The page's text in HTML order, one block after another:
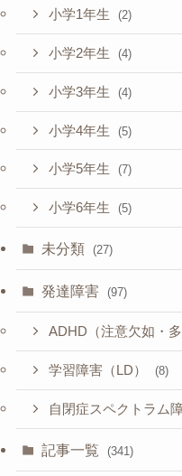
小学1年生 (2)
小学2年生 (4)
小学3年生 (4)
小学4年生 (5)
小学5年生 (7)
小学6年生 (5)
未分類 (27)
発達障害 (97)
ADHD（注意欠如・
学習障害（LD） (8)
自閉症スペクトラム
記事一覧 (341)